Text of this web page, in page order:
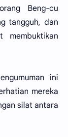
Beng-cu
tangguh, dan
ini
mereka
silat antara